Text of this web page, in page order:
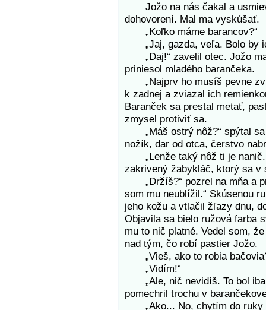
Jožo na nás čakal a
dohovorení. Mal ma vyskúšať.
„Koľko máme barancov?“
„Jaj, gazda, veľa. Bolo by
„Daj!“ zavelil otec. Jožo
priniesol mladého barančeka.
„Najprv ho musíš pevne
k zadnej a zviazal ich
Baranček sa prestal metať,
zmysel protiviť sa.
„Máš ostrý nôž?“ spýtal sa
nožík, dar od otca, čerstvo
„Lenže taký nôž ti je nanič.
zakrivený žabykláč, ktorý sa v
„Držíš?“ pozrel na mňa a
som mu neublížil.“ Skúsenou
jeho kožu a vtlačil žľazy dnu,
Objavila sa bielo ružová farba
mu to nič platné. Vedel som,
nad tým, čo robí pastier Jožo.
„Vieš, ako to robia
„Vidím!“
„Ale, nič nevidíš. To bol iba
pomechril trochu v
„Ako... No, chytím do ruky